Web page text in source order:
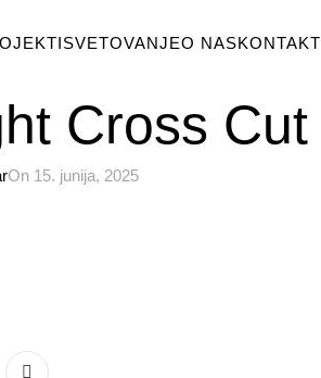
SVETOVANJEO NASKONTAKT
Cross Cut
On 15. junija, 2025